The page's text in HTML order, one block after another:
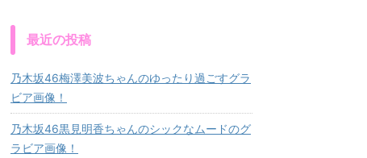
最近の投稿
乃木坂46梅澤美波ちゃんのゆったり過ごすグラ
ビア画像！
乃木坂46黒見明香ちゃんのシックなムードのグ
ラビア画像！